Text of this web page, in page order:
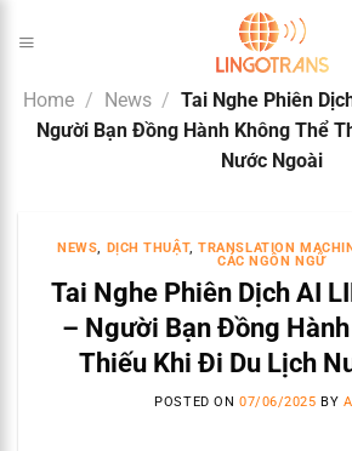
Home / News / Tai Nghe Phiên
Người Bạn Đồng Hành Không Thể
Nước Ngoài
NEWS, DỊCH THUẬT,TRANSLATION
CÁC NGÔN NGỮ
Tai Nghe Phiên Dịch AI
– Người Bạn Đồng
Thiếu Khi Đi Du Lịch
POSTED ON 07/06/2025 BY